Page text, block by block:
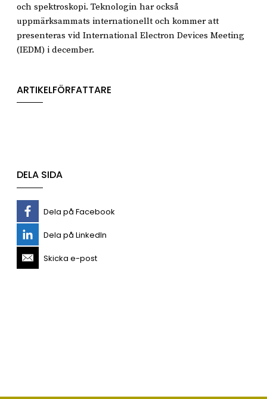
och spektroskopi. Teknologin har också
uppmärksammats internationellt och kommer att
presenteras vid International Electron Devices Meeting
(IEDM) i december.
ARTIKELFÖRFATTARE
DELA SIDA
Dela på Facebook
Dela på LinkedIn
Skicka e-post